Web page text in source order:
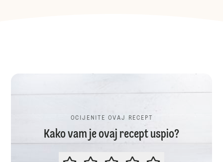
OCIJENITE OVAJ RECEPT
Kako vam je ovaj recept uspio?
OCIJENITE OVAJ RECEPT